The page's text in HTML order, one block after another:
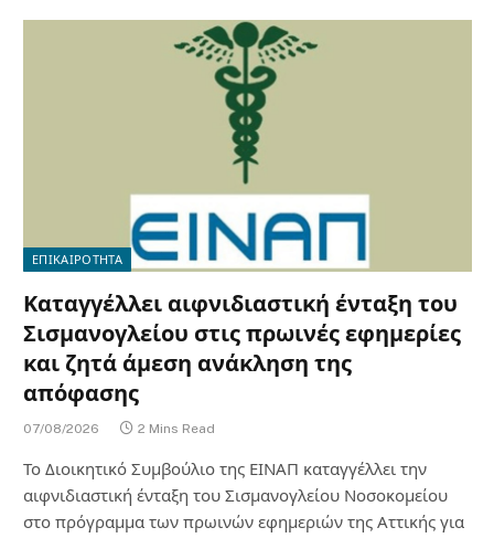
ΕΠΙΚΑΙΡΟΤΗΤΑ
Καταγγέλλει αιφνιδιαστική ένταξη του
Σισμανογλείου στις πρωινές εφημερίες
και ζητά άμεση ανάκληση της
απόφασης
07/08/2026 2 Mins Read
Το Διοικητικό Συμβούλιο της ΕΙΝΑΠ καταγγέλλει την
αιφνιδιαστική ένταξη του Σισμανογλείου Νοσοκομείου
στο πρόγραμμα των πρωινών εφημεριών της Αττικής για